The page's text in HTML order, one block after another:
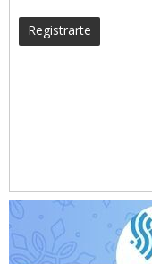
Registrarte